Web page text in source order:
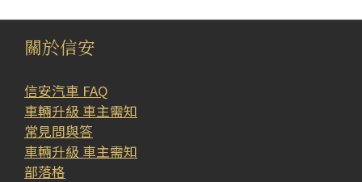
關於信安
信安汽車 FAQ
車輛升級 車主需知
常見問與答
車輛升級 車主需知
部落格